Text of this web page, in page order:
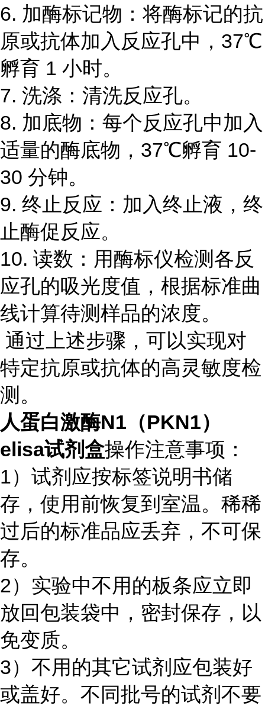
6. 加酶标记物：将酶标记的抗
原或抗体加入反应孔中，37℃
孵育 1 小时。
7. 洗涤：清洗反应孔。
8. 加底物：每个反应孔中加入
适量的酶底物，37℃孵育 10-
30 分钟。
9. 终止反应：加入终止液，终
止酶促反应。
10. 读数：用酶标仪检测各反
应孔的吸光度值，根据标准曲
线计算待测样品的浓度。
通过上述步骤，可以实现对
特定抗原或抗体的高灵敏度检
测。
人蛋白激酶N1（PKN1）
elisa试剂盒操作注意事项：
1）试剂应按标签说明书储
存，使用前恢复到室温。稀稀
过后的标准品应丢弃，不可保
存。
2）实验中不用的板条应立即
放回包装袋中，密封保存，以
免变质。
3）不用的其它试剂应包装好
或盖好。不同批号的试剂不要